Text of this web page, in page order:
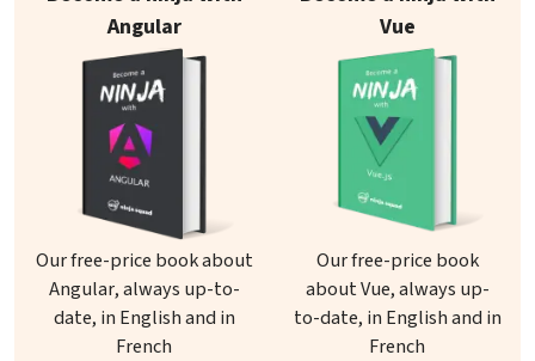
Angular
Our free-price book about
Angular, always up-to-
date, in English and in
French
Vue
Our free-price book
about Vue, always up-
to-date, in English and in
French